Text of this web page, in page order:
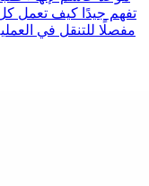
تفهم جيدًا كيف تعمل
مفصلًا للتنقل في